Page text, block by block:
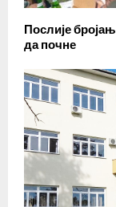
Послије
да почне